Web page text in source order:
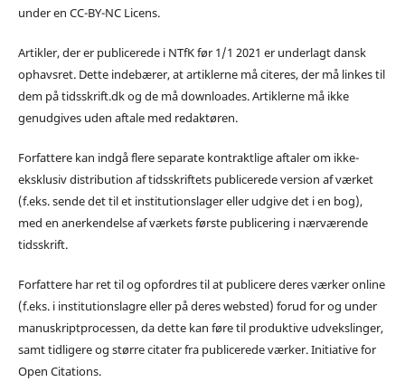
under en CC-BY-NC Licens.
Artikler, der er publicerede i NTfK før 1/1 2021 er underlagt dansk
ophavsret. Dette indebærer, at artiklerne må citeres, der må linkes til
dem på tidsskrift.dk og de må downloades. Artiklerne må ikke
genudgives uden aftale med redaktøren.
Forfattere kan indgå flere separate kontraktlige aftaler om ikke-
eksklusiv distribution af tidsskriftets publicerede version af værket
(f.eks. sende det til et institutionslager eller udgive det i en bog),
med en anerkendelse af værkets første publicering i nærværende
tidsskrift.
Forfattere har ret til og opfordres til at publicere deres værker online
(f.eks. i institutionslagre eller på deres websted) forud for og under
manuskriptprocessen, da dette kan føre til produktive udvekslinger,
samt tidligere og større citater fra publicerede værker. Initiative for
Open Citations.